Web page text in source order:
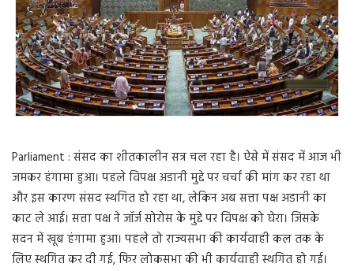
Parliament : संसद का शीतकालीन सत्र चल रहा है। ऐसे में संसद में आज भी
जमकर हंगामा हुआ। पहले विपक्ष अडानी मुद्दे पर चर्चा की मांग कर रहा था
और इस कारण संसद स्थगित हो रहा था, लेकिन अब सत्ता पक्ष अडानी का
काट ले आई। सत्ता पक्ष ने जॉर्ज सोरोस के मुद्दे पर विपक्ष को घेरा। जिसके
सदन में खूब हंगामा हुआ। पहले तो राज्यसभा की कार्यवाही कल तक के
लिए स्थगित कर दी गई, फिर लोकसभा की भी कार्यवाही स्थगित हो गई।